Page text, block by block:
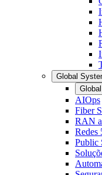
Global
AIOps
Fiber
RAN
Redes
Public